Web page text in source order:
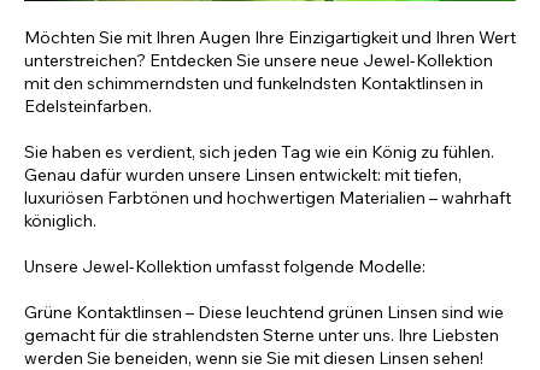
Möchten Sie mit Ihren Augen Ihre Einzigartigkeit und Ihren Wert
unterstreichen? Entdecken Sie unsere neue Jewel-Kollektion
mit den schimmerndsten und funkelndsten Kontaktlinsen in
Edelsteinfarben.
Sie haben es verdient, sich jeden Tag wie ein König zu fühlen.
Genau dafür wurden unsere Linsen entwickelt: mit tiefen,
luxuriösen Farbtönen und hochwertigen Materialien – wahrhaft
königlich.
Unsere Jewel-Kollektion umfasst folgende Modelle:
Grüne Kontaktlinsen – Diese leuchtend grünen Linsen sind wie
gemacht für die strahlendsten Sterne unter uns. Ihre Liebsten
werden Sie beneiden, wenn sie Sie mit diesen Linsen sehen!